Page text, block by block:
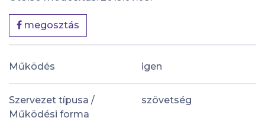
megosztás
Működés igen
Szervezet típusa /
Működési forma
szövetség